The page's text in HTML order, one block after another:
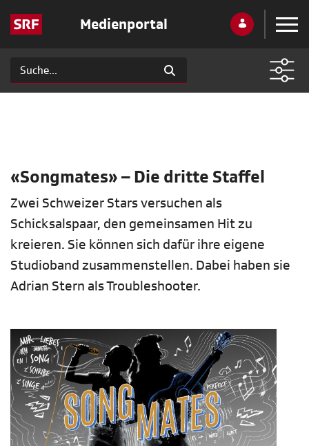
Medienportal
«Songmates» – Die dritte Staffel
Zwei Schweizer Stars versuchen als
Schicksalspaar, den gemeinsamen Hit zu
kreieren. Sie können sich dafür ihre eigene
Studioband zusammenstellen. Dabei haben sie
Adrian Stern als Troubleshooter.